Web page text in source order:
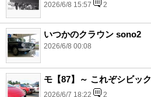
2026/6/8 15:57 2
いつかのクラウン sono2
2026/6/8 00:08
モ【87】～ これぞシビック
2026/6/7 18:22 2